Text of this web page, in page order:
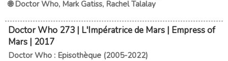
🌐 Doctor Who, Mark Gatiss, Rachel Talalay
Doctor Who 273 | L'Impératrice de Mars | Empress of
Mars | 2017
Doctor Who : Episothèque (2005-2022)